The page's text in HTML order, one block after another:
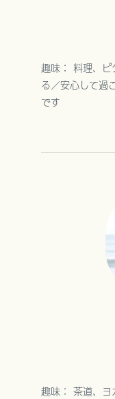
趣味： 料理、
る／安心して過
です
趣味： 茶道、